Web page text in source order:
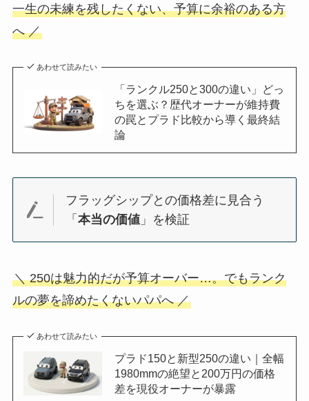
一生の未練を残したくない、予算に余裕のある方
へ ／
あわせて読みたい
「ランクル250と300の違い」どっ
ちを選ぶ？歴代オーナーが維持費
の罠とプラド比較から導く最終結
論
フラッグシップとの価格差に見合う
「本当の価値 」を検証
＼ 250は魅力的だが予算オーバー…。でもランク
ルの夢を諦めたくないパパへ ／
あわせて読みたい
プラド150と新型250の違い｜全幅
1980mmの絶望と200万円の価格
差を現役オーナーが暴露